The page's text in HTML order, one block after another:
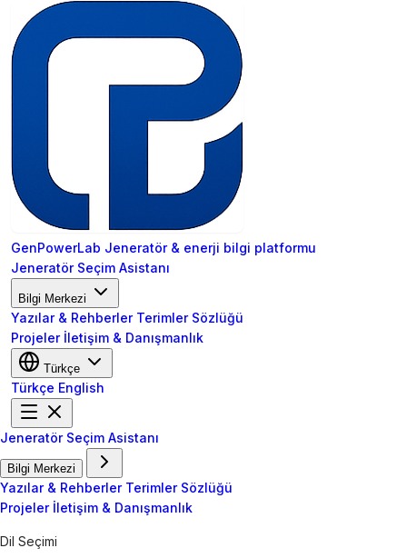
GenPowerLab Jeneratör & enerji bilgi platformu
Jeneratör Seçim Asistanı
Bilgi Merkezi
Yazılar & Rehberler Terimler Sözlüğü
Projeler İletişim & Danışmanlık
Türkçe
Türkçe English
Jeneratör Seçim Asistanı
Bilgi Merkezi
Yazılar & Rehberler Terimler Sözlüğü
Projeler İletişim & Danışmanlık
Dil Seçimi